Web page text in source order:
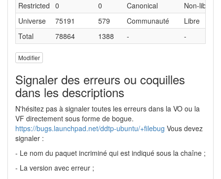
Restricted 0 0 Canonical
Non-libre
Universe
75191 579 Communauté
Libre
Total
78864 1388 - -
Modifier
Signaler des erreurs ou coquilles
dans les descriptions
N'hésitez pas à signaler toutes les erreurs dans la VO ou la
VF directement sous forme de bogue.
https://bugs.launchpad.net/ddtp-ubuntu/+filebug Vous devez
signaler :
- Le nom du paquet incriminé qui est indiqué sous la chaîne ;
- La version avec erreur ;